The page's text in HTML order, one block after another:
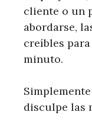
cliente o un
abordarse,
creíbles
minuto.
disculpe las